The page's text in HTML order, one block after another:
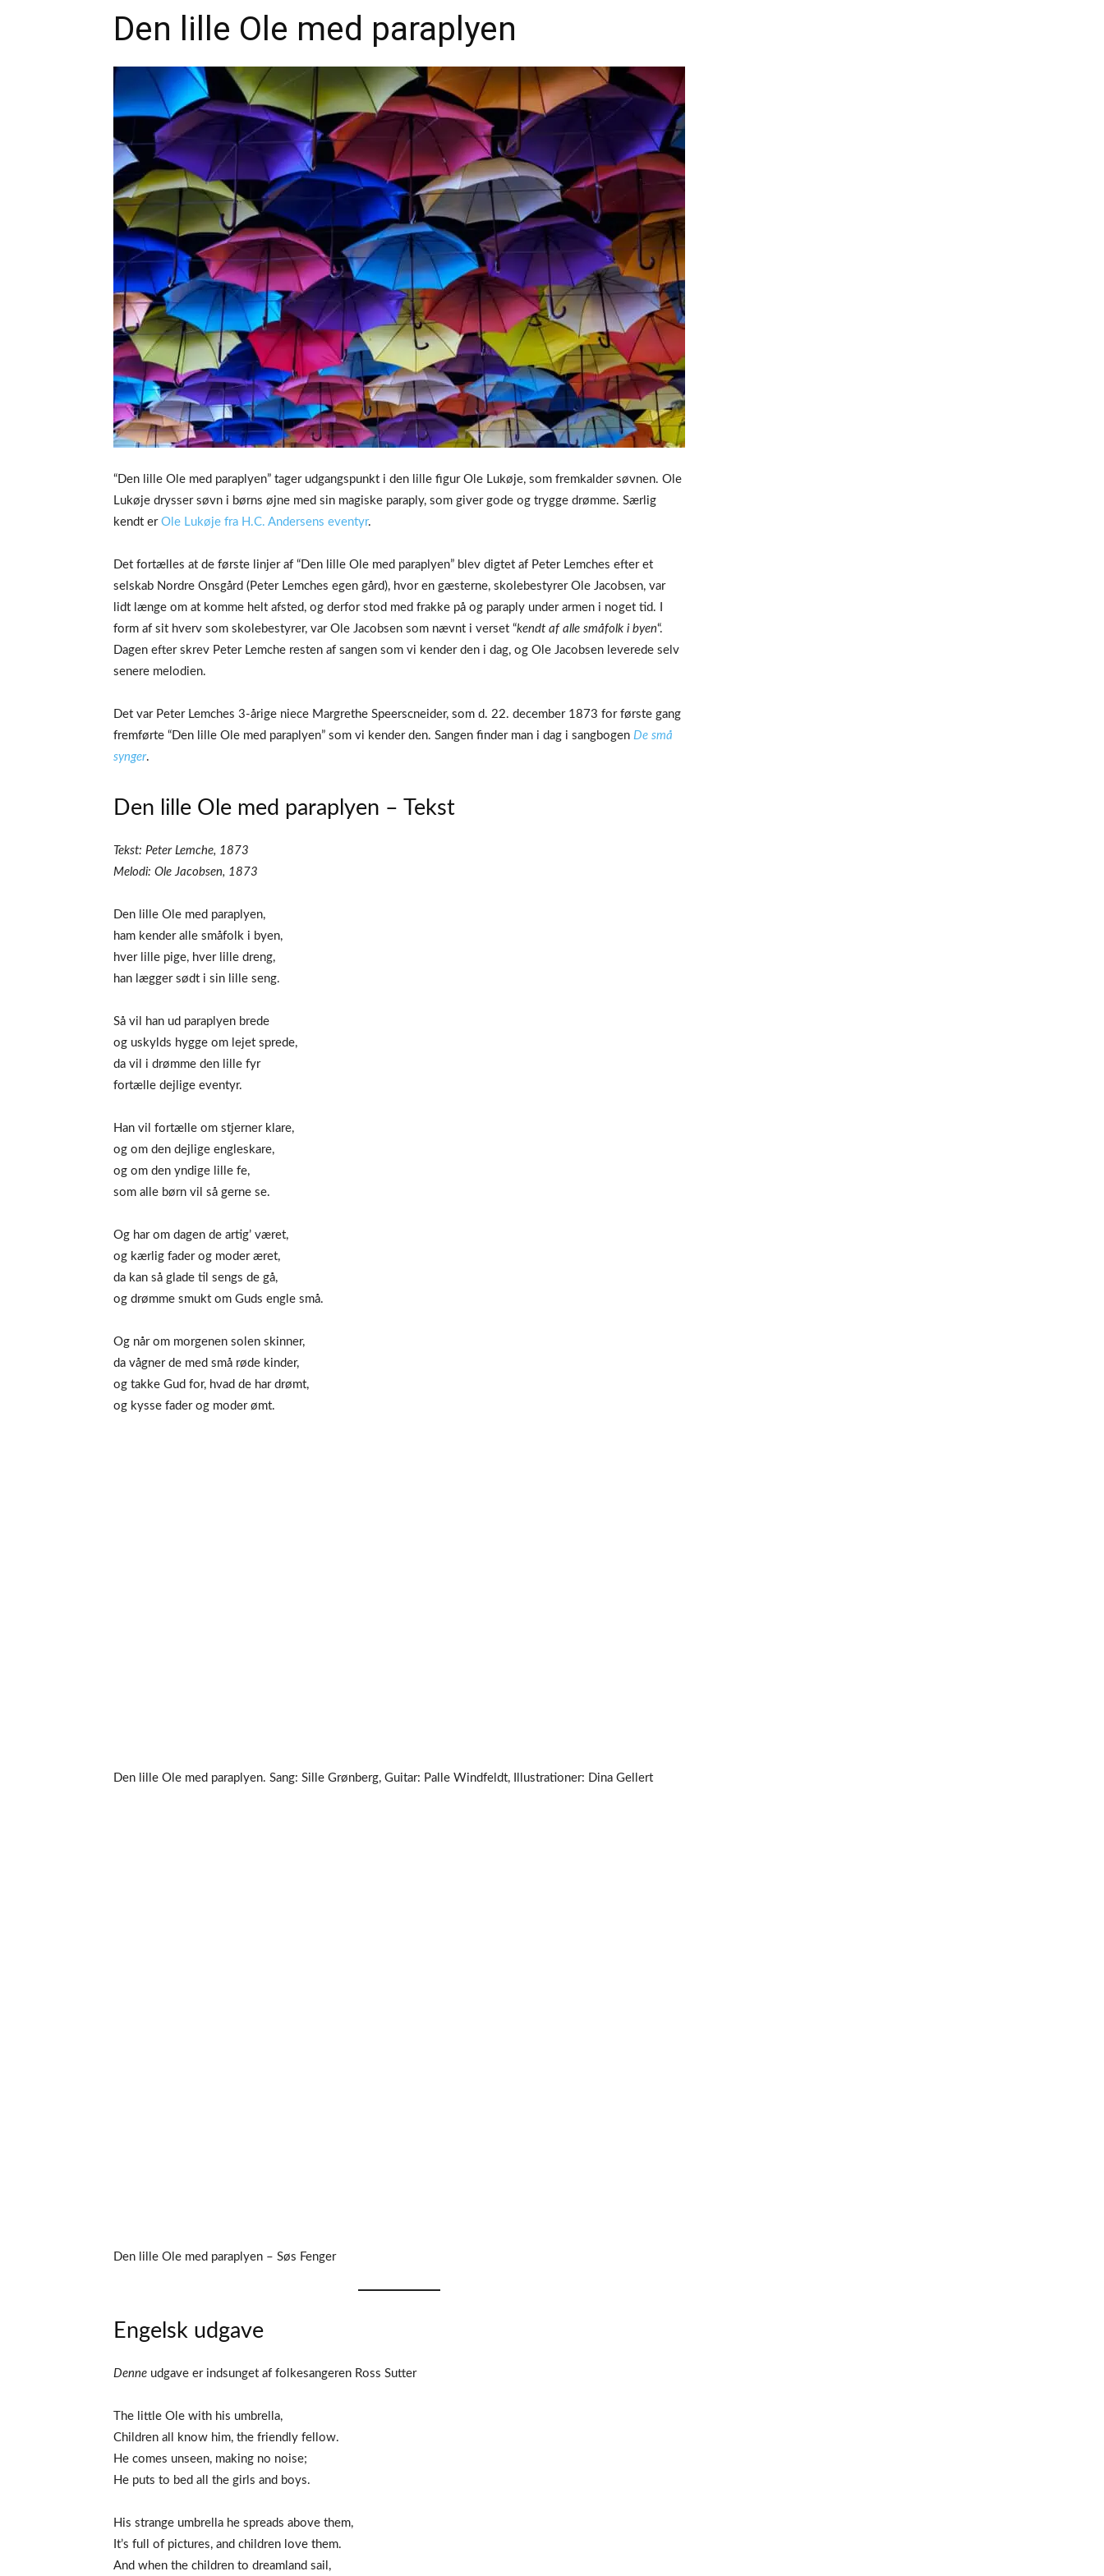
Den lille Ole med paraplyen
“Den lille Ole med paraplyen” tager udgangspunkt i den lille figur Ole Lukøje, som fremkalder søvnen. Ole
Lukøje drysser søvn i børns øjne med sin magiske paraply, som giver gode og trygge drømme. Særlig
kendt er Ole Lukøje fra H.C. Andersens eventyr.
Det fortælles at de første linjer af “Den lille Ole med paraplyen” blev digtet af Peter Lemches efter et
selskab Nordre Onsgård (Peter Lemches egen gård), hvor en gæsterne, skolebestyrer Ole Jacobsen, var
lidt længe om at komme helt afsted, og derfor stod med frakke på og paraply under armen i noget tid. I
form af sit hverv som skolebestyrer, var Ole Jacobsen som nævnt i verset “kendt af alle småfolk i byen“.
Dagen efter skrev Peter Lemche resten af sangen som vi kender den i dag, og Ole Jacobsen leverede selv
senere melodien.
Det var Peter Lemches 3-årige niece Margrethe Speerscneider, som d. 22. december 1873 for første gang
fremførte “Den lille Ole med paraplyen” som vi kender den. Sangen finder man i dag i sangbogen De små
synger.
Den lille Ole med paraplyen – Tekst
Tekst: Peter Lemche, 1873
Melodi: Ole Jacobsen, 1873
Den lille Ole med paraplyen,
ham kender alle småfolk i byen,
hver lille pige, hver lille dreng,
han lægger sødt i sin lille seng.
Så vil han ud paraplyen brede
og uskylds hygge om lejet sprede,
da vil i drømme den lille fyr
fortælle dejlige eventyr.
Han vil fortælle om stjerner klare,
og om den dejlige engleskare,
og om den yndige lille fe,
som alle børn vil så gerne se.
Og har om dagen de artig’ været,
og kærlig fader og moder æret,
da kan så glade til sengs de gå,
og drømme smukt om Guds engle små.
Og når om morgenen solen skinner,
da vågner de med små røde kinder,
og takke Gud for, hvad de har drømt,
og kysse fader og moder ømt.
Den lille Ole med paraplyen. Sang: Sille Grønberg, Guitar: Palle Windfeldt, Illustrationer: Dina Gellert
Den lille Ole med paraplyen – Søs Fenger
Engelsk udgave
Denne udgave er indsunget af folkesangeren Ross Sutter
The little Ole with his umbrella,
Children all know him, the friendly fellow.
He comes unseen, making no noise;
He puts to bed all the girls and boys.
His strange umbrella he spreads above them,
It’s full of pictures, and children love them.
And when the children to dreamland sail,